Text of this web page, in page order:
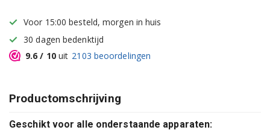
Voor 15:00 besteld, morgen in huis
30 dagen bedenktijd
9.6 / 10uit 2103 beoordelingen
Productomschrijving
Geschikt voor alle onderstaande apparaten: